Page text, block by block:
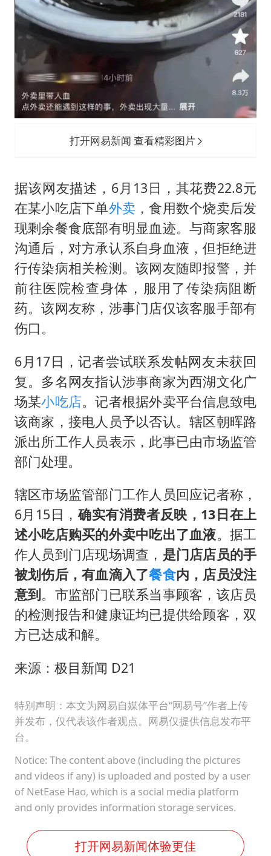
打开网易新闻 查看精彩图片
据该网友描述，6月13日，其花费22.8元
在某小吃店下单外卖 ，食用数个烧卖后发
现剩余餐食底部有明显血迹。与商家客服
沟通后，对方承认系自身血液，但拒绝进
行传染病相关检测。该网友随即报警，并
前往医院检查身体，服用了传染病阻断
药。该网友称，涉事门店仅该客服手部有
伤口。
6月17日，记者尝试联系发帖网友未获回
复。多名网友指认涉事商家为西湖文化广
场某小吃店。记者根据外卖平台信息致电
该商家，接电人员予以否认。辖区朝晖路
派出所工作人员表示，此事已由市场监管
部门处理。
辖区市场监管部门工作人员回应记者称，
6月15日，确实有消费者反映，13日在上
述小吃店购买的外卖中吃出了血液。据工
作人员到门店现场调查， 是门店店员的手
被划伤后，有血滴入了餐食内，店员没注
意到。市监部门已联系当事顾客，该店员
的检测报告和健康证均已提供给顾客，双
方已达成和解。
来源：极目新闻 D21
特别声明：本文为网易自媒体平台“网易号”作者上传
并发布，仅代表该作者观点。网易仅提供信息发布平
台。
Notice: The content above (including the pictures
and videos if any) is uploaded and posted by a user
of NetEase Hao, which is a social media platform
and only provides information storage services.
打开网易新闻体验更佳